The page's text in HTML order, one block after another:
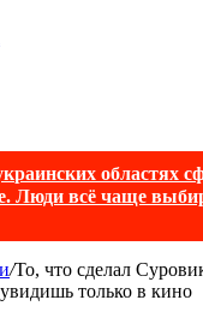
областях
Люди всё чаще
/То, что сделал
только в кино